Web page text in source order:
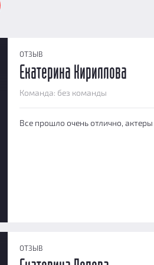
ОТЗЫВ
Екатерина Кириллова
Команда: без команды
Все прошло очень отлично, актеры
ОТЗЫВ